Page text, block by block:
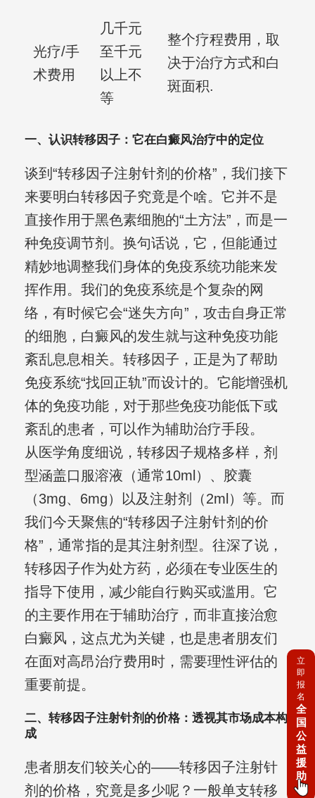
光疗/手
术费用
几千元
至千元
以上不
等
整个疗程费用，取
决于治疗方式和白
斑面积.
一、认识转移因子：它在白癜风治疗中的定位
谈到“转移因子注射针剂的价格”，我们接下
来要明白转移因子究竟是个啥。它并不是
直接作用于黑色素细胞的“土方法”，而是一
种免疫调节剂。换句话说，它，但能通过
精妙地调整我们身体的免疫系统功能来发
挥作用。我们的免疫系统是个复杂的网
络，有时候它会“迷失方向”，攻击自身正常
的细胞，白癜风的发生就与这种免疫功能
紊乱息息相关。转移因子，正是为了帮助
免疫系统“找回正轨”而设计的。它能增强机
体的免疫功能，对于那些免疫功能低下或
紊乱的患者，可以作为辅助治疗手段。
从医学角度细说，转移因子规格多样，剂
型涵盖口服溶液（通常10ml）、胶囊
（3mg、6mg）以及注射剂（2ml）等。而
我们今天聚焦的“转移因子注射针剂的价
格”，通常指的是其注射剂型。往深了说，
转移因子作为处方药，必须在专业医生的
指导下使用，减少能自行购买或滥用。它
的主要作用在于辅助治疗，而非直接治愈
白癜风，这点尤为关键，也是患者朋友们
在面对高昂治疗费用时，需要理性评估的
重要前提。
二、转移因子注射针剂的价格：透视其市场成本构
成
患者朋友们较关心的——转移因子注射针
剂的价格，究竟是多少呢？一般单支转移
立
即
报
名
全
国
公
益
援
助